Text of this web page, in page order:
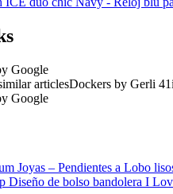
Dockers by Gerli
Joyas – Pendientes a Lobo
Diseño de bolso bandolera I